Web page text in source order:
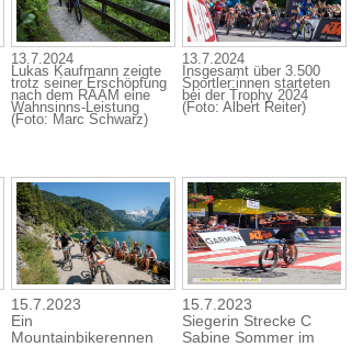
13.7.2024
Lukas Kaufmann zeigte
trotz seiner Erschöpfung
nach dem RAAM eine
Wahnsinns-Leistung
(Foto: Marc Schwarz)
13.7.2024
Insgesamt über 3.500
Sportler:innen starteten
bei der Trophy 2024
(Foto: Albert Reiter)
15.7.2023
Ein
Mountainbikerennen
15.7.2023
Siegerin Strecke C
Sabine Sommer im